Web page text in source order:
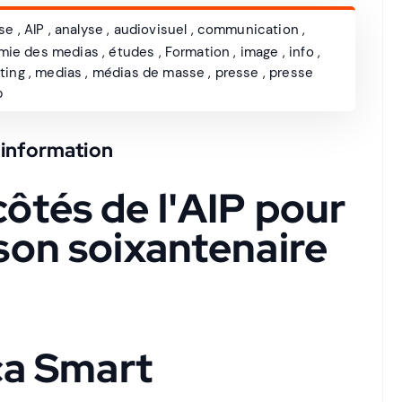
, AIP , analyse , audiovisuel , communication ,
des medias ,études , Formation , image , info,
, medias , médias de masse , presse , presse
de l'AIP pour
soixantenaire
Smart